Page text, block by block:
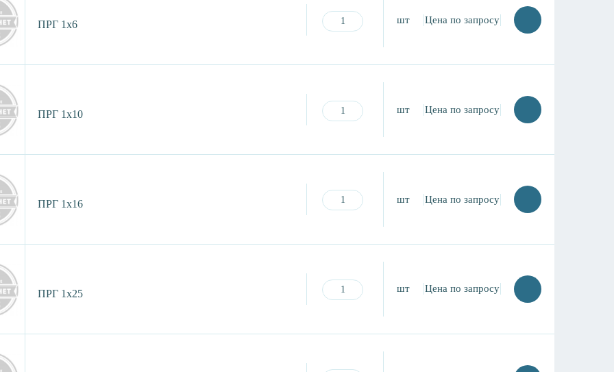
ПРГ 1х6 шт Цена по запросу
ПРГ 1х10 шт Цена по запросу
ПРГ 1х16 шт Цена по запросу
ПРГ 1х25 шт Цена по запросу